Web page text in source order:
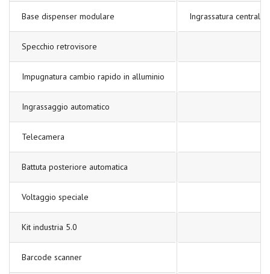
Base dispenser modulare Ingrassatura
Specchio retrovisore
Impugnatura cambio rapido in alluminio
Ingrassaggio automatico
Telecamera
Battuta posteriore automatica
Voltaggio speciale
Kit industria 5.0
Barcode scanner